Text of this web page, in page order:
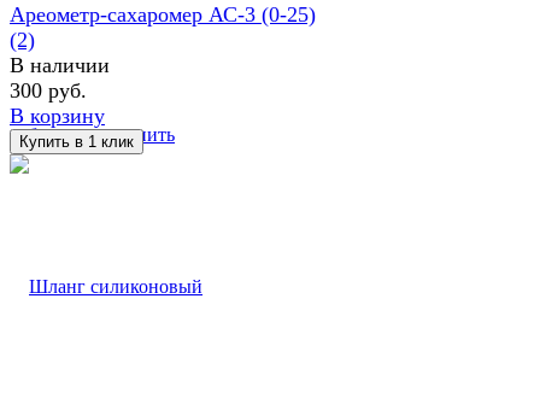
избранное сравнить
Ареометр-сахаромер АС-3 (0-25)
(2)
В наличии
300 руб.
В корзину